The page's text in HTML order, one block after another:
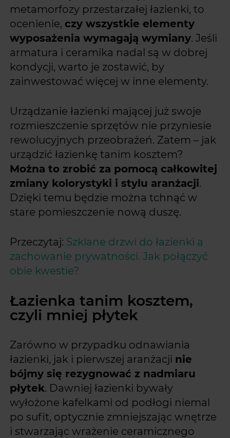
metamorfozy przestarzałej łazienki, to
ocenienie, czy wszystkie elementy
wyposażenia wymagają wymiany. Jeśli
armatura i ceramika nadal są w dobrej
kondycji, warto je zostawić, by
zainwestować więcej w inne elementy.
Urządzanie łazienki mającej już swoje
rozmieszczenie sprzętów nie przyniesie
rewolucyjnych przeobrażeń. Zatem – jak
urządzić łazienkę tanim kosztem?
Można to zrobić za pomocą całkowitej
zmiany kolorystyki i stylu aranżacji.
Dzięki temu będzie można tchnąć w
stare pomieszczenie nową duszę.
Przeczytaj: Szklane drzwi do łazienki a
zachowanie prywatności. Jak połączyć
obie kwestie?
Łazienka tanim kosztem,
czyli mniej płytek
Zarówno w przypadku odnawiania
łazienki, jak i pierwszej aranżacji nie
bójmy się rezygnować z nadmiaru
płytek. Dawniej łazienki bywały
wyłożone kafelkami od podłogi niemal
po sufit, optycznie zmniejszając wnętrze
i stwarzając wrażenie ceramicznego